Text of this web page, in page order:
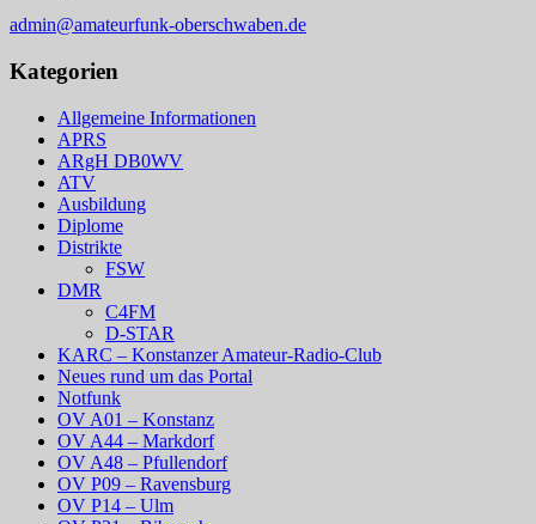
admin@amateurfunk-oberschwaben.de
Kategorien
Allgemeine Informationen
APRS
ARgH DB0WV
ATV
Ausbildung
Diplome
Distrikte
FSW
DMR
C4FM
D-STAR
KARC – Konstanzer Amateur-Radio-Club
Neues rund um das Portal
Notfunk
OV A01 – Konstanz
OV A44 – Markdorf
OV A48 – Pfullendorf
OV P09 – Ravensburg
OV P14 – Ulm